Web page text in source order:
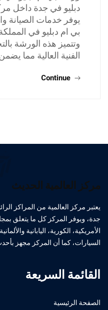
دبليو في جدة داخل
يوفر خدمات الصيانة
بي ام دبليو في
وتتميز هذه الورشة
الفنية العالية مما
Continue
مركز العالمية الحديث
يعتبر مركز العالمية من المراكز
جدة، ويوفر المركز كل ما يتعلق
الأمريكية، الكورية، اليابانية
السيارات، كما أن المركز مجهز
القائمة السريعة
الصفحة الرئيسية